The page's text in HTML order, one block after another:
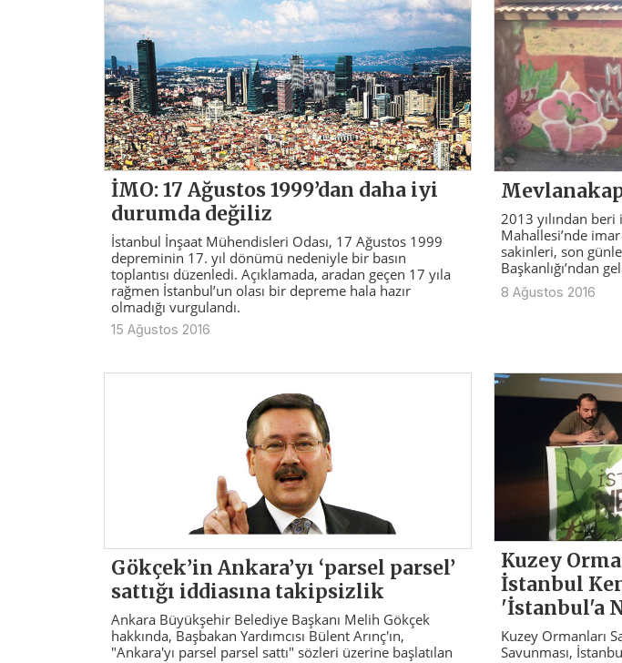
İMO: 17 Ağustos 1999’dan daha iyi
durumda değiliz
İstanbul İnşaat Mühendisleri Odası, 17 Ağustos 1999
depreminin 17. yıl dönümü nedeniyle bir basın
toplantısı düzenledi. Açıklamada, aradan geçen 17 yıla
rağmen İstanbul’un olası bir depreme hala hazır
olmadığı vurgulandı.
15 Ağustos 2016
2013 yılından
Mahallesi’nde
sakinleri, son
Başkanlığı’ndan
8 Ağustos 2016
Gökçek’in Ankara’yı ‘parsel parsel’
sattığı iddiasına takipsizlik
Ankara Büyükşehir Belediye Başkanı Melih Gökçek
hakkında, Başbakan Yardımcısı Bülent Arınç'ın,
"Ankara'yı parsel parsel sattı" sözleri üzerine başlatılan
Kuzey
İstanbul
'İstanbul'a
Kuzey Ormanları
Savunması,